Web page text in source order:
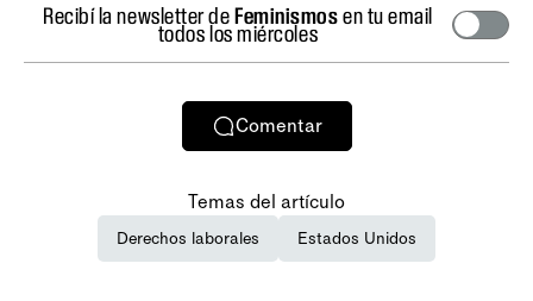
Recibí la newsletter deFeminismosen tu email
todos los miércoles
Comentar
Temas del artículo
Derechos laborales Estados Unidos